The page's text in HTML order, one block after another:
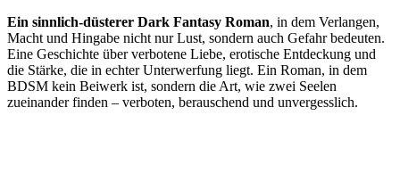
Ein sinnlich-düsterer Dark Fantasy Roman, in dem Verlangen,
Macht und Hingabe nicht nur Lust, sondern auch Gefahr bedeuten.
Eine Geschichte über verbotene Liebe, erotische Entdeckung und
die Stärke, die in echter Unterwerfung liegt. Ein Roman, in dem
BDSM kein Beiwerk ist, sondern die Art, wie zwei Seelen
zueinander finden – verboten, berauschend und unvergesslich.